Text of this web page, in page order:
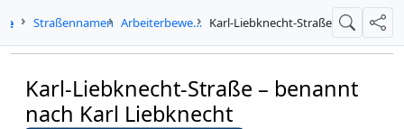
Straßennamen Arbeiterbewegung & DDR-Gedenken Karl-Liebknecht-Straße Suche
Karl-Liebknecht-Straße – benannt
nach Karl Liebknecht